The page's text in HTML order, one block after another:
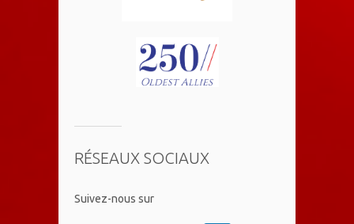
RÉSEAUX SOCIAUX
​Suivez-nous sur